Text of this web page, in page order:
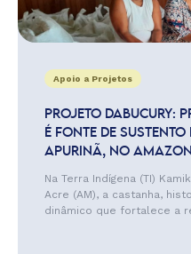
Apoio a Projetos
PROJETO DABUCURY:
É FONTE DE
APURINÃ, NO
Na Terra Indígena (TI)
Acre (AM), a castanha,
dinâmico que fortalece a